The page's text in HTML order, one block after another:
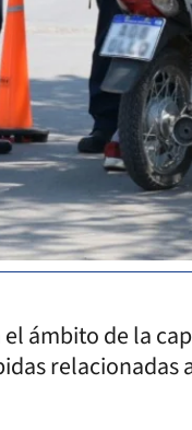
ámbito de la
relacionadas